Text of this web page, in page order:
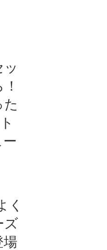
く
ズ
場